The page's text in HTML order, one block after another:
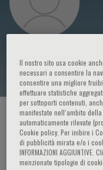
Adamo
HOME PAGE / CORSI
Il nostro sito usa cookie
necessari a consentire la
consentire una migliore
effettuare statistiche
per sottoporti contenuti,
manifestate nell‘ambito
automaticamente rilevate
Cookie policy. Per inibire i
di pubblicità mirata e/o i
INFORMAZIONI
menzionate tipologie di